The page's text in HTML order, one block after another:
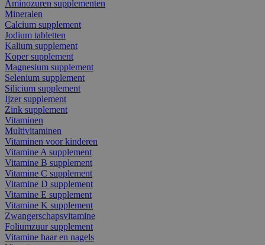
Aminozuren supplementen
Mineralen
Calcium supplement
Jodium tabletten
Kalium supplement
Koper supplement
Magnesium supplement
Selenium supplement
Silicium supplement
Ijzer supplement
Zink supplement
Vitaminen
Multivitaminen
Vitaminen voor kinderen
Vitamine A supplement
Vitamine B supplement
Vitamine C supplement
Vitamine D supplement
Vitamine E supplement
Vitamine K supplement
Zwangerschapsvitamine
Foliumzuur supplement
Vitamine haar en nagels